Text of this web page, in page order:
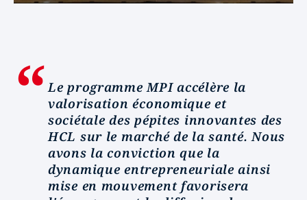
Le programme MPI accélère la
valorisation économique et
sociétale des pépites innovantes des
HCL sur le marché de la santé. Nous
avons la conviction que la
dynamique entrepreneuriale ainsi
mise en mouvement favorisera